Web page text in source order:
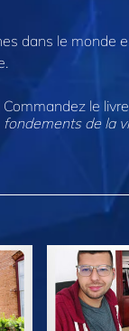
dans le monde
Commandez le livre
fondements de la